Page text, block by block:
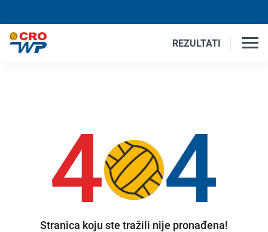
REZULTATI
4 4
Stranica koju ste tražili nije pronađena!